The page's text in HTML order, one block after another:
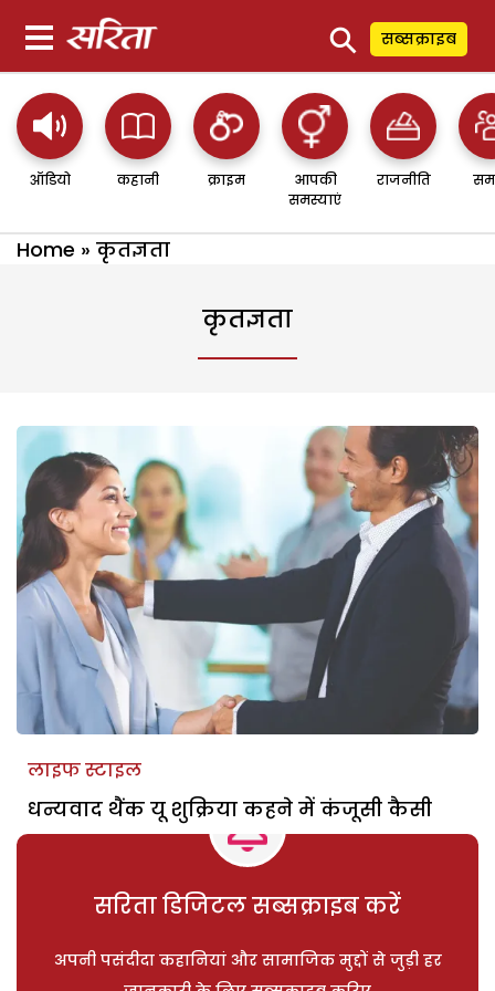
⚲ सब्सक्राइब
ऑडियो कहानी क्राइम
आपकी
समस्याएं
राजनीति
Home » कृतज्ञता
कृतज्ञता
लाइफ स्टाइल
धन्यवाद थैंक यू शुक्रिया कहने में कंजूसी कैसी
सरिता डिजिटल सब्सक्राइब करें
अपनी पसंदीदा कहानियां और सामाजिक मुद्दों से जुड़ी हर